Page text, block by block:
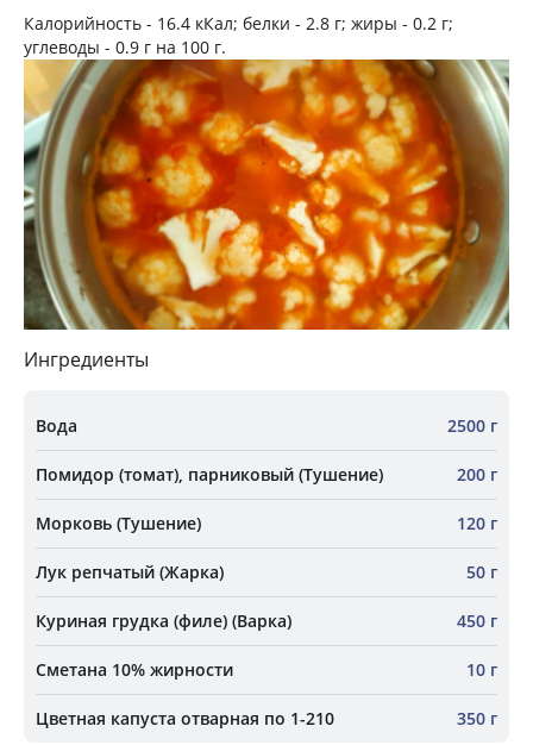
Калорийность - 16.4 кКал; белки - 2.8 г; жиры - 0.2 г;
углеводы - 0.9 г на 100 г.
Ингредиенты
Вода 2500 г
Помидор (томат), парниковый (Тушение) 200 г
Морковь (Тушение) 120 г
Лук репчатый (Жарка) 50 г
Куриная грудка (филе) (Варка) 450 г
Сметана 10% жирности 10 г
Цветная капуста отварная по 1-210 350 г